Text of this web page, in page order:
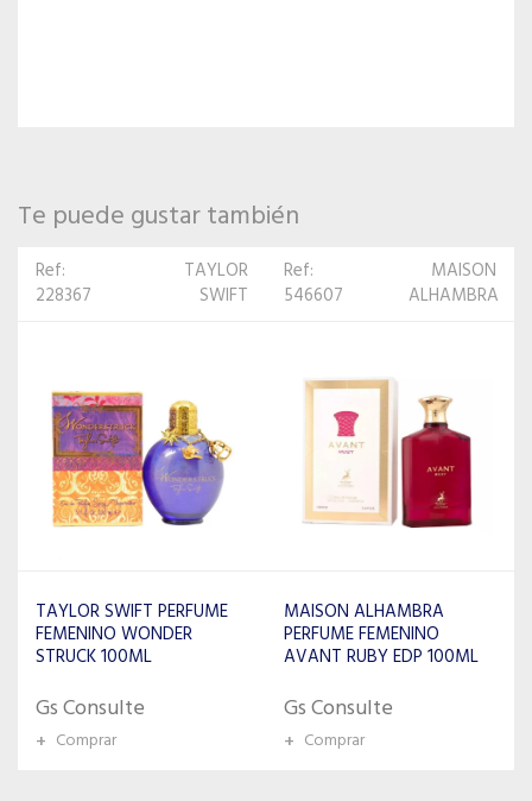
Te puede gustar también
Ref:
546607
MAISON
ALHAMBRA
MAISON ALHAMBRA
PERFUME FEMENINO
AVANT RUBY EDP 100ML
Gs Consulte
+ Comprar
Ref: 568111 LA RIVE
EDP FEMENINO 90ML
Gs Consulte
+ Comprar